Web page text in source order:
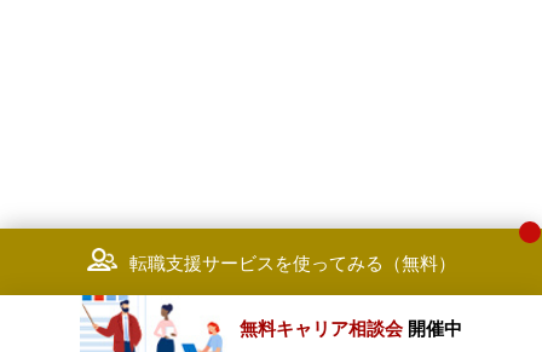
転職支援サービスを使ってみる（無料）
無料キャリア相談会 開催中